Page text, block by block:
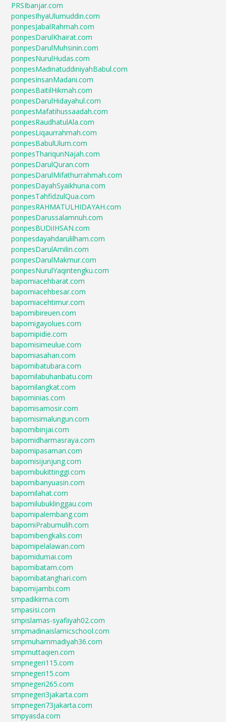
PRSIbanjar.com
ponpesIhyaUlumuddin.com
ponpesJabalRahmah.com
ponpesDarulKhairat.com
ponpesDarulMuhsinin.com
ponpesNurulHudas.com
ponpesMadinatuddiniyahBabul.com
ponpesInsanMadani.com
ponpesBaitilHikmah.com
ponpesDarulHidayahul.com
ponpesMafatihussaadah.com
ponpesRaudhatulAla.com
ponpesLiqaurrahmah.com
ponpesBabulUlum.com
ponpesThariqunNajah.com
ponpesDarulQuran.com
ponpesDarulMifathurrahmah.com
ponpesDayahSyaikhuna.com
ponpesTahfidzulQua.com
ponpesRAHMATULHIDAYAH.com
ponpesDarussalamnuh.com
ponpesBUDiIHSAN.com
ponpesdayahdarulilham.com
ponpesDarulAmilin.com
ponpesDarulMakmur.com
ponpesNurulYaqintengku.com
bapomiacehbarat.com
bapomiacehbesar.com
bapomiacehtimur.com
bapomibireuen.com
bapomigayolues.com
bapomipidie.com
bapomisimeulue.com
bapomiasahan.com
bapomibatubara.com
bapomilabuhanbatu.com
bapomilangkat.com
bapominias.com
bapomisamosir.com
bapomisimalungun.com
bapomibinjai.com
bapomidharmasraya.com
bapomipasaman.com
bapomisijunjung.com
bapomibukittinggi.com
bapomibanyuasin.com
bapomilahat.com
bapomilubuklinggau.com
bapomipalembang.com
bapomiPrabumulih.com
bapomibengkalis.com
bapomipelalawan.com
bapomidumai.com
bapomibatam.com
bapomibatanghari.com
bapomijambi.com
smpadikirma.com
smpasisi.com
smpislamas-syafiiyah02.com
smpmadinaislamicschool.com
smpmuhammadiyah36.com
smpmuttaqien.com
smpnegeri115.com
smpnegeri15.com
smpnegeri265.com
smpnegeri3jakarta.com
smpnegeri73jakarta.com
smpyasda.com